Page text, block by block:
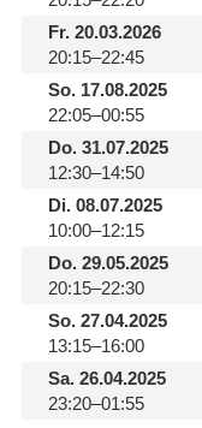
Fr.20.03.2026
20:15–22:45
So.17.08.2025
22:05–00:55
Do.31.07.2025
12:30–14:50
Di.08.07.2025
10:00–12:15
Do.29.05.2025
20:15–22:30
So.27.04.2025
13:15–16:00
Sa.26.04.2025
23:20–01:55